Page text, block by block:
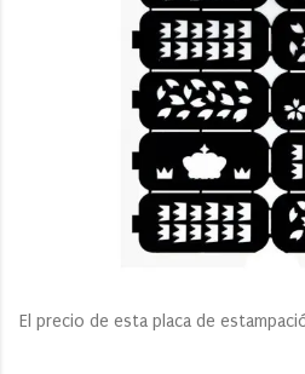
El precio de esta placa de